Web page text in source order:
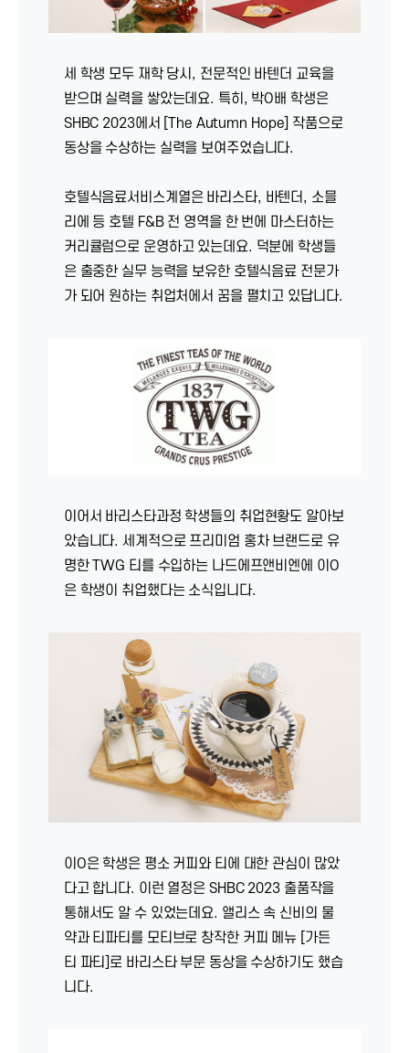
세 학생 모두 재학 당시, 전문적인 바텐더 교육을
받으며 실력을 쌓았는데요. 특히, 박O배 학생은
SHBC 2023에서 [The Autumn Hope] 작품으로
동상을 수상하는 실력을 보여주었습니다.
호텔식음료서비스계열은 바리스타, 바텐더, 소믈
리에 등 호텔 F&B 전 영역을 한 번에 마스터하는
커리큘럼으로 운영하고 있는데요. 덕분에 학생들
은 출중한 실무 능력을 보유한 호텔식음료 전문가
가 되어 원하는 취업처에서 꿈을 펼치고 있답니다.
이어서 바리스타과정 학생들의 취업현황도 알아보
았습니다. 세계적으로 프리미엄 홍차 브랜드로 유
명한 TWG 티를 수입하는 나드에프앤비엔에 이O
은 학생이 취업했다는 소식입니다.
이O은 학생은 평소 커피와 티에 대한 관심이 많았
다고 합니다. 이런 열정은 SHBC 2023 출품작을
통해서도 알 수 있었는데요. 앨리스 속 신비의 물
약과 티파티를 모티브로 창작한 커피 메뉴 [가든
티 파티]로 바리스타 부문 동상을 수상하기도 했습
니다.